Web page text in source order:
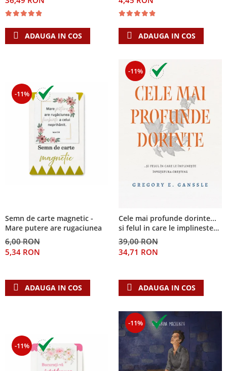
conteaza
ADAUGA IN COS ADAUGA IN COS
-11%
Semn de carte magnetic -
Mare putere are rugaciunea
6,00 RON
5,34 RON
ADAUGA IN COS
-11%
Cele mai profunde dorinte...
si felul in care le implineste
invatatura crestina
39,00 RON
34,71 RON
ADAUGA IN COS
-11%
-11%